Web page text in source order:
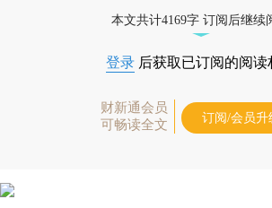
本文共计4169字 订阅后继续
登录 后获取已订阅的阅读
财新通会员
可畅读全文
订阅/会员升